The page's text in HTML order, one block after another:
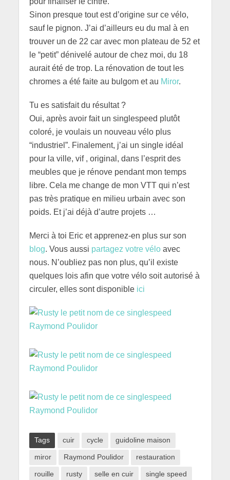
Sinon presque tout est d’origine sur ce vélo,
sauf le pignon. J’ai d’ailleurs eu du mal à en
trouver un de 22 car avec mon plateau de 52 et
le “petit” dénivelé autour de chez moi, du 18
aurait été de trop. La rénovation de tout les
chromes a été faite au bulgom et au Miror.
Tu es satisfait du résultat ?
Oui, après avoir fait un singlespeed plutôt
coloré, je voulais un nouveau vélo plus
“industriel”. Finalement, j’ai un single idéal
pour la ville, vif , original, dans l’esprit des
meubles que je rénove pendant mon temps
libre. Cela me change de mon VTT qui n’est
pas très pratique en milieu urbain avec son
poids. Et j’ai déjà d’autre projets …
Merci à toi Eric et apprenez-en plus sur son
blog. Vous aussi partagez votre véloavec
nous. N’oubliez pas non plus, qu’il existe
quelques lois afin que votre vélo soit autorisé à
circuler, elles sont disponible ici
Tags cuir cycle guidoline maison
miror Raymond Poulidor restauration
rouille rusty selle en cuir single speed